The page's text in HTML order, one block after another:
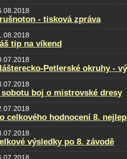
- tisková zpráva
tip na víkend
Petlerské okruhy -
sobotu boj o mistrovské dresy
celkového hodnocení 8.
výsledky po 8. závodě